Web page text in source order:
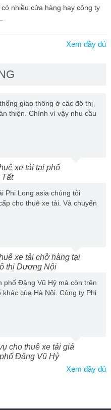
nhiều cửa hàng hay công ty
Xem đầy đủ
giao thông ở các đô thị
thiện. Chính vì vậy nhu cầu
xe tải tại phố
Phi Long asia chúng tôi
cho thuê xe tải. Và chuyển
xe tải chở hàng tại
thị Dương Nội
phố Đặng Vũ Hỷ mà còn trên
khác của Hà Nội. Công ty Phi
cho thuê xe tải giá
Đặng Vũ Hỷ
Xem đầy đủ